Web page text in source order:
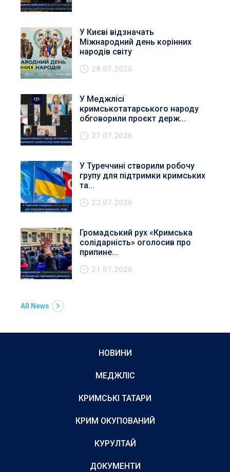
У Києві відзначать
Міжнародний день корінних
народів світу
28.07.2026
У Меджлісі
кримськотатарського народу
обговорили проєкт держ...
27.07.2026
У Туреччині створили робочу
групу для підтримки кримських
та...
23.07.2026
Громадський рух «Кримська
солідарність» оголосив про
припине...
21.07.2026
All News
НОВИНИ
МЕДЖЛІС
КРИМСЬКІ ТАТАРИ
КРИМ ОКУПОВАНИЙ
КУРУЛТАЙ
ДОКУМЕНТИ